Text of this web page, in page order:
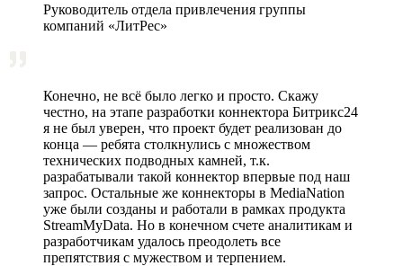
Руководитель отдела привлечения группы
компаний «ЛитРес»
Конечно, не всё было легко и просто. Скажу
честно, на этапе разработки коннектора Битрикс24
я не был уверен, что проект будет реализован до
конца — ребята столкнулись с множеством
технических подводных камней, т.к.
разрабатывали такой коннектор впервые под наш
запрос. Остальные же коннекторы в MediaNation
уже были созданы и работали в рамках продукта
StreamMyData. Но в конечном счете аналитикам и
разработчикам удалось преодолеть все
препятствия с мужеством и терпением.